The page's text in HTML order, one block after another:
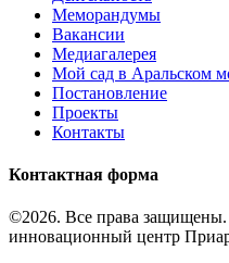
Меморандумы
Вакансии
Медиагалерея
Мой сад в Аральском
Постановление
Проекты
Контакты
Контактная форма
©2026. Все права
инновационный центр